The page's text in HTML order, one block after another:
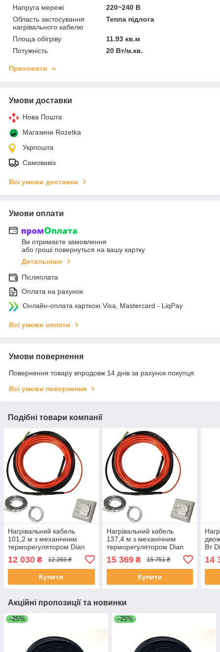
Напруга мережі
220~240 В
Область застосування
нагрівального кабелю
Тепла підлога
Площа обігріву
11.93 кв.м
Потужність
20 Вт/м.кв.
Приховати
Умови доставки
Нова Пошта
Магазини Rozetka
Укрпошта
Самовивіз
Всі умови доставки
Умови оплати
Ви отримаєте замовлення
або гроші повернуться на вашу картку
Детальніше
Післяплата
Оплата на рахунок
Онлайн-оплата карткою Visa, Mastercard - LiqPay
Всі умови оплати
Умови повернення
Повернення товару впродовж 14 днів за рахунок покупця
Всі умови повернення
Подібні товари компанії
Нагрівальний кабель
101,2 м з механічним
терморегулятором Dian
кабельна підлога під
плитку
12 030 ₴ 12 263 ₴
Купити
Нагрівальний кабель
137,4 м з механічним
терморегулятором Dian
кабельна підлога під
плитку
15 369₴ 15 751 ₴
Купити
Вт
14
Акційні пропозиції та новинки
–25% –25%